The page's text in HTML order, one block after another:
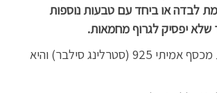
לבדה או ביחד עם טבעות נוספות
שלא יפסיק לגרוף מחמאות.
הטבעת מיוצרת מכסף אמיתי 925 (סטרלינג סילבר) והיא